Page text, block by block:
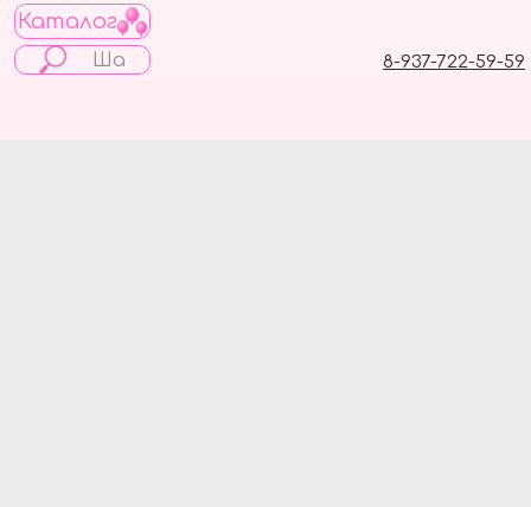
Каталог
8-937-722-59-59